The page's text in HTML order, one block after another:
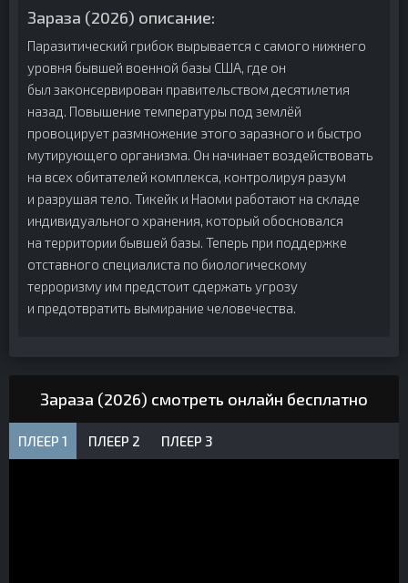
Зараза (2026) описание:
Паразитический грибок вырывается с самого нижнего
уровня бывшей военной базы США, где он
был законсервирован правительством десятилетия
назад. Повышение температуры под землёй
провоцирует размножение этого заразного и быстро
мутирующего организма. Он начинает воздействовать
на всех обитателей комплекса, контролируя разум
и разрушая тело. Тикейк и Наоми работают на складе
индивидуального хранения, который обосновался
на территории бывшей базы. Теперь при поддержке
отставного специалиста по биологическому
терроризму им предстоит сдержать угрозу
и предотвратить вымирание человечества.
Зараза (2026) смотреть онлайн бесплатно
ПЛЕЕР 1 ПЛЕЕР 2 ПЛЕЕР 3